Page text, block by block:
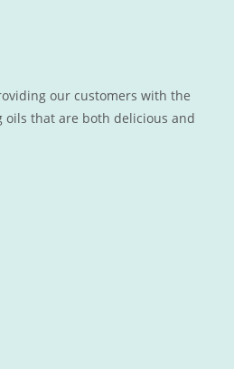
our customers with the
oils that are both delicious and